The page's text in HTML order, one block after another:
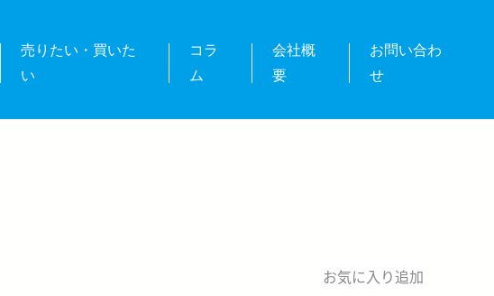
売りたい・買いた
い
コラ
ム
会社概
要
お問い合わ
せ
お気に入り追加